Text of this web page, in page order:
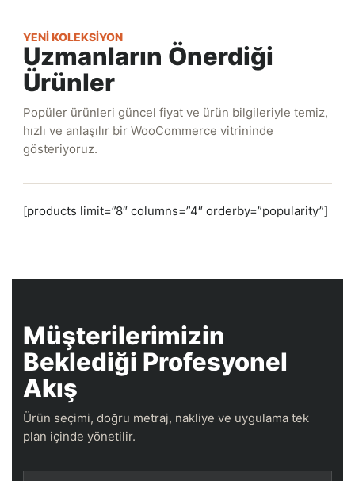
YENI KOLEKSIYON
Uzmanların Önerdiği
Ürünler
Popüler ürünleri güncel fiyat ve ürün bilgileriyle temiz,
hızlı ve anlaşılır bir WooCommerce vitrininde
gösteriyoruz.
[products limit=”8″ columns=”4″ orderby=”popularity”]
Müşterilerimizin
Beklediği Profesyonel
Akış
Ürün seçimi, doğru metraj, nakliye ve uygulama tek
plan içinde yönetilir.